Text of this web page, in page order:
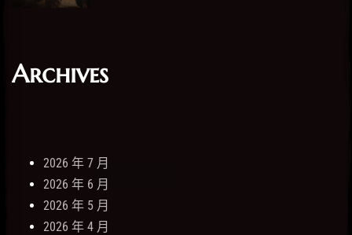
Archives
2026 年 7 月
2026 年 6 月
2026 年 5 月
2026 年 4 月